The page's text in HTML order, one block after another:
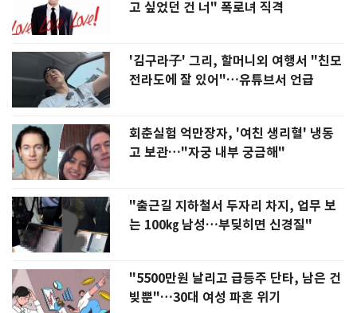
고 싶었던 건 너" 폭로녀 직격
'김구라子' 그리, 할머니외 여행서 "친모
전라도에 잘 있어"…유튜브서 언급
회춘실험 억만장자, '여친 생리혈' 냉동
고 보관…"자궁 내부 궁금해"
"출근길 지하철서 두자리 차지, 업무 보
는 100㎏ 남성…부딪히면 신경질"
"5500만원 날리고 급등주 단타, 남은 건
빚뿐"…30대 여성 파혼 위기